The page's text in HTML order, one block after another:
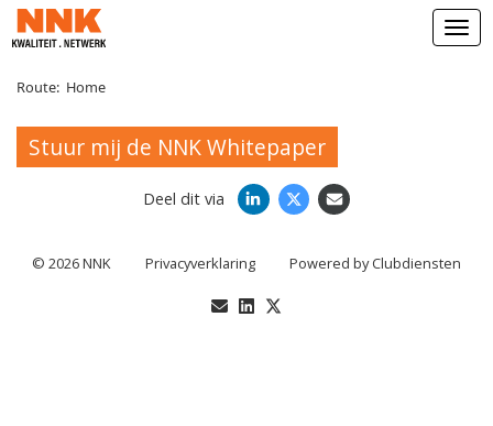
Route: Home
Stuur mij de NNK Whitepaper
Deel dit via
© 2026 NNK Privacy­verkla­ring Power­ed by Clubdiensten